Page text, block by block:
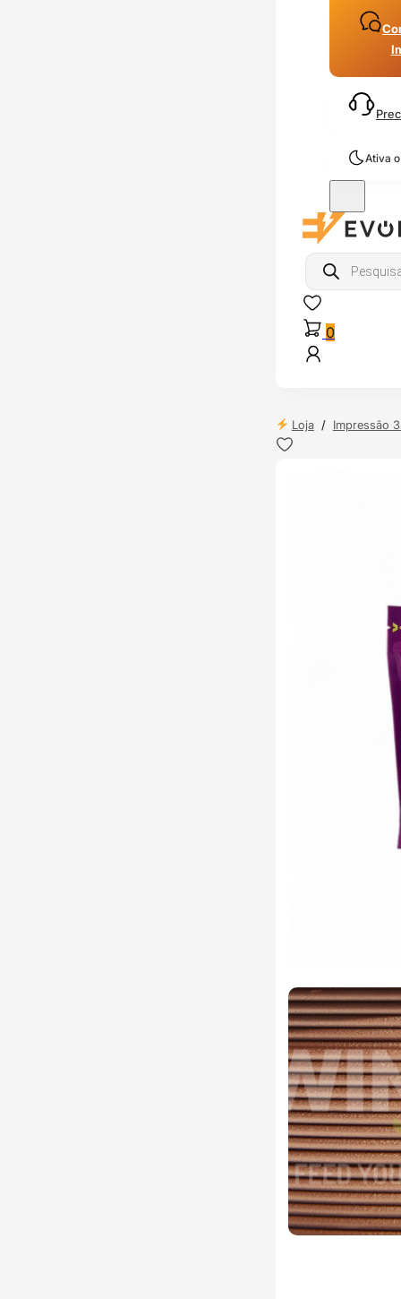
Ativa
Products
search
0
Loja / Impressão